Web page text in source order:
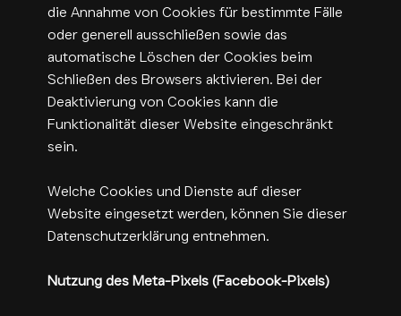
die Annahme von Cookies für bestimmte Fälle
oder generell ausschließen sowie das
automatische Löschen der Cookies beim
Schließen des Browsers aktivieren. Bei der
Deaktivierung von Cookies kann die
Funktionalität dieser Website eingeschränkt
sein.
Welche Cookies und Dienste auf dieser
Website eingesetzt werden, können Sie dieser
Datenschutzerklärung entnehmen.
Nutzung des Meta-Pixels (Facebook-Pixels)